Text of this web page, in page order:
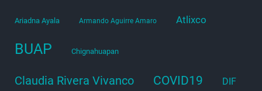
Ariadna Ayala Armando Aguirre Amaro Atlixco
BUAP Chignahuapan
Claudia Rivera Vivanco COVID19 DIF